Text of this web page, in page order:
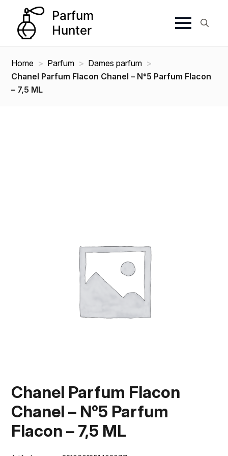
Home Parfum
Dames parfum
Chanel Parfum Flacon Chanel – N°5 Parfum Flacon
– 7,5 ML
Chanel Parfum Flacon
Chanel – N°5 Parfum
Flacon – 7,5 ML